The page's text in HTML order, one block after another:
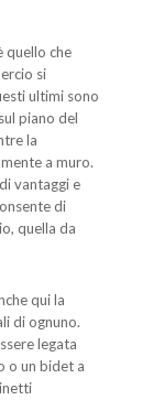
quello che
si
ultimi sono
piano del
la
a muro.
vantaggi e
di
quella da
qui la
di ognuno.
legata
o un bidet a